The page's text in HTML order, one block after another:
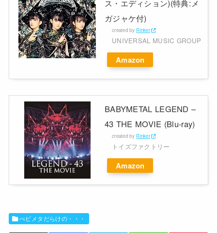
ス・エディション)(特典:メ
ガジャケ付)
created by Rinker
UNIVERSAL MUSIC GROUP
Amazon
BABYMETAL LEGEND –
43 THE MOVIE (Blu-ray)
created by Rinker
トイズファクトリー
Amazon
べビメタだらけの・・・